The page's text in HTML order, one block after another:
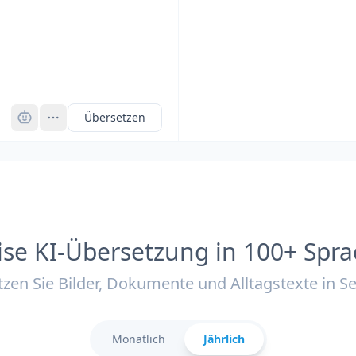
Übersetzen
KI-Übersetzung in 100+
Sie Bilder, Dokumente und Alltagstexte in
Monatlich Jährlich